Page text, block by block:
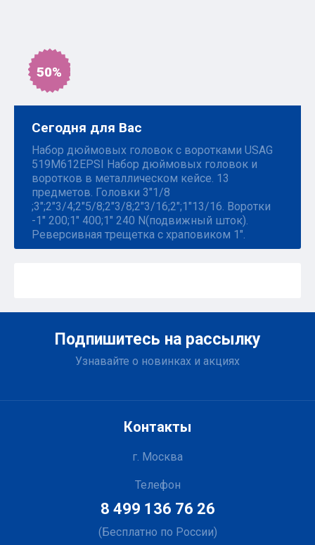
50%
Сегодня для Вас
Набор дюймовых головок с воротками USAG
519M612EPSI Набор дюймовых головок и
воротков в металлическом кейсе. 13
предметов. Головки 3"1/8
;3";2"3/4;2"5/8;2"3/8;2"3/16;2";1"13/16. Воротки
-1" 200;1" 400;1" 240 N(подвижный шток).
Реверсивная трещетка с храповиком 1".
Подпишитесь на рассылку
Узнавайте о новинках и акциях
Контакты
г. Москва
Телефон
8 499 136 76 26
(Бесплатно по России)